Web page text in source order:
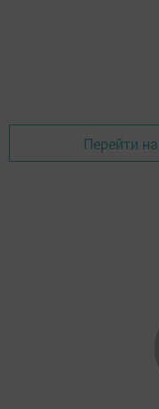
Перейти